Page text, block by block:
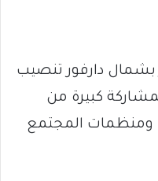
بشمال دارفور تنصيب
كبيرة من
ومنظمات المجتمع